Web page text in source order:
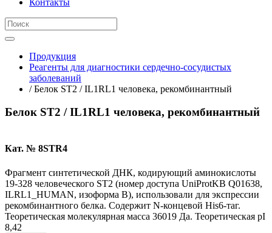
Продукция
Реагенты для диагностики сердечно-сосудистых
заболеваний
/ Белок ST2 / IL1RL1 человека, рекомбинантный
Белок ST2 / IL1RL1 человека, рекомбинантный
Кат. № 8STR4
Фрагмент синтетической ДНК, кодирующий аминокислоты
19-328 человеческого ST2 (номер доступа UniProtKB Q01638,
ILRL1_HUMAN, изоформа B), использовали для экспрессии
рекомбинантного белка. Содержит N-концевой His6-таг.
Теоретическая молекулярная масса 36019 Да. Теоретическая pI
8,42